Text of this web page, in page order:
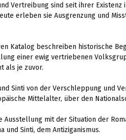
Vertreibung sind seit ihrer
erleben sie Ausgrenzung und
Katalog beschreiben historische
einer ewig vertriebenen
als je zuvor.
Sinti von der Verschleppung und
Mittelalter, über den
Ausstellung mit der Situation der
und Sinti, dem Antiziganismus.